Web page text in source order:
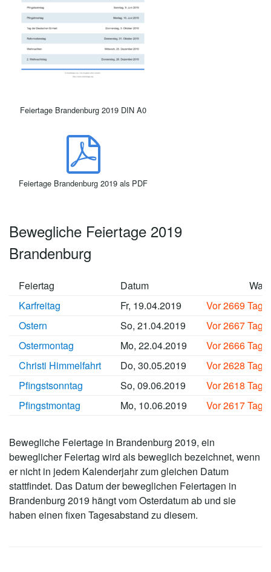
Feiertage Brandenburg 2019 DIN A0
Feiertage Brandenburg 2019 als PDF
Bewegliche Feiertage 2019
Brandenburg
Feiertag Datum
Karfreitag
Fr, 19.04.2019
Vor 2669
Ostern
So, 21.04.2019
Vor 2667
Ostermontag
Mo, 22.04.2019
Vor 2666
Christi Himmelfahrt
Do, 30.05.2019
Vor 2628
Pfingstsonntag
So, 09.06.2019
Vor 2618
Pfingstmontag
Mo, 10.06.2019 Vor 2617
Bewegliche Feiertage in Brandenburg 2019, ein
beweglicher Feiertag wird als beweglich bezeichnet, wenn
er nicht in jedem Kalenderjahr zum gleichen Datum
stattfindet. Das Datum der beweglichen Feiertagen in
Brandenburg 2019 hängt vom Osterdatum ab und sie
haben einen fixen Tagesabstand zu diesem.